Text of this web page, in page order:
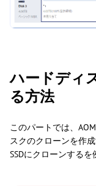
ハードディ
る方法
このパートでは、
スクのクローンを作
SSDにクローンするを